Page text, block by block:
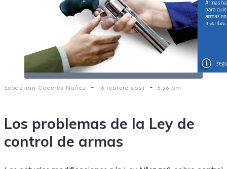
Sebastian Caceres Nuñez - 16 febrero 2021 - 6:26 pm
Los problemas de la Ley de
control de armas